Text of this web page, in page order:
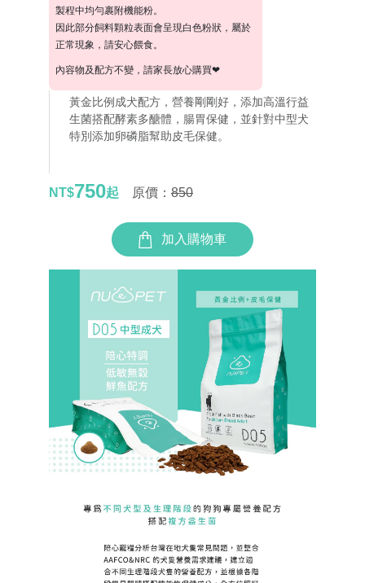
製程中均勻裹附機能粉。
因此部分飼料顆粒表面會呈現白色粉狀，屬於
正常現象，請安心餵食。
內容物及配方不變，請家長放心購買❤
黃金比例成犬配方，營養剛剛好，添加高溫行益
生菌搭配酵素多醣體，腸胃保健，並針對中型犬
特別添加卵磷脂幫助皮毛保健。
NT$750起 原價： 850
加入購物車